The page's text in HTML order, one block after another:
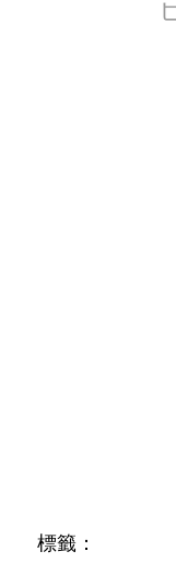
標籤：